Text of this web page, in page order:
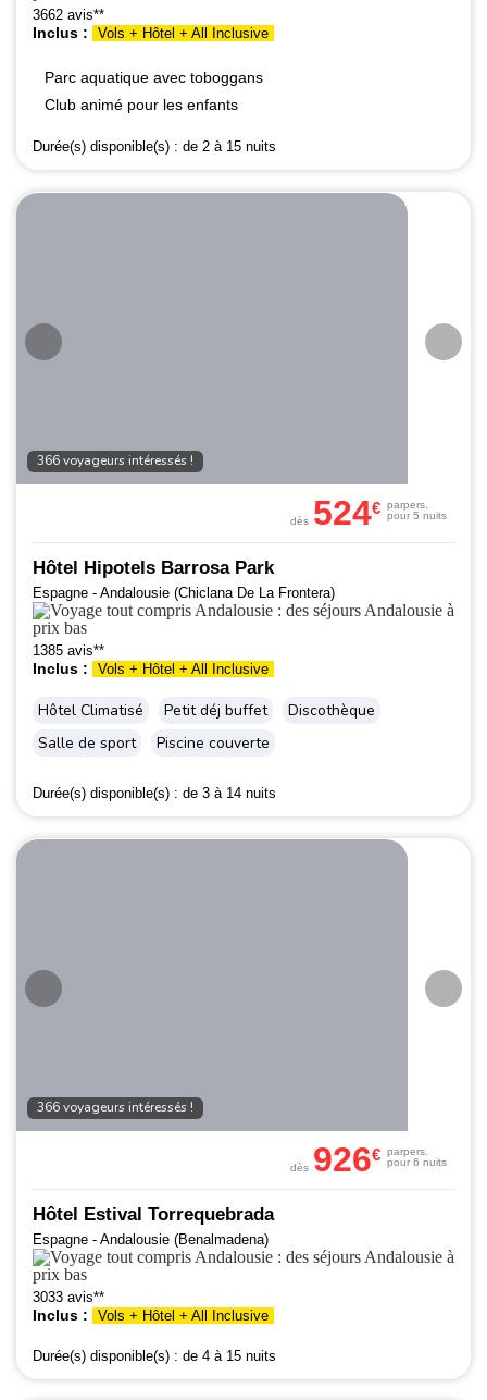
3662 avis**
Inclus : Vols + Hôtel + All Inclusive
Parc aquatique avec toboggans
Club animé pour les enfants
Durée(s) disponible(s) : de 2 à 15 nuits
366 voyageurs intéressés !
Hôtel Hipotels Barrosa Park
Espagne - Andalousie (Chiclana De La Frontera)
1385 avis**
Inclus : Vols + Hôtel + All Inclusive
Hôtel Climatisé Petit déj buffet
Discothèque
Salle de sport
Piscine couverte
Durée(s) disponible(s) : de 3 à 14 nuits
dès 524€ parpers.
pour 5 nuits
366 voyageurs intéressés !
Hôtel Estival Torrequebrada
Espagne - Andalousie (Benalmadena)
3033 avis**
Inclus : Vols + Hôtel + All Inclusive
Durée(s) disponible(s) : de 4 à 15 nuits
dès 926€ parpers.
pour 6 nuits